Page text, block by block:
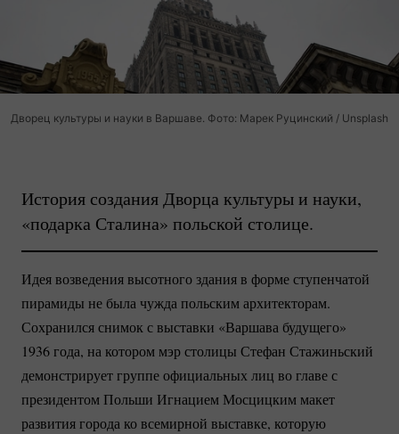
Дворец культуры и науки в Варшаве. Фото: Марек Руцинский / Unsplash
История создания Дворца культуры и науки,
«подарка Сталина» польской столице.
Идея возведения высотного здания в форме ступенчатой
пирамиды не была чужда польским архитекторам.
Сохранился снимок с выставки «Варшава будущего»
1936 года, на котором мэр столицы Стефан Стажиньский
демонстрирует группе официальных лиц во главе с
президентом Польши Игнацием Мосцицким макет
развития города ко всемирной выставке, которую